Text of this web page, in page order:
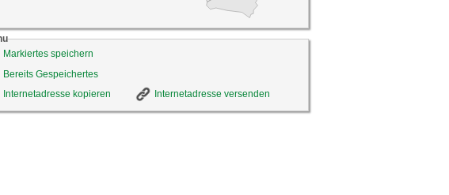
Markiertes speichern
Bereits Gespeichertes
Internetadresse kopieren
Internetadresse versenden